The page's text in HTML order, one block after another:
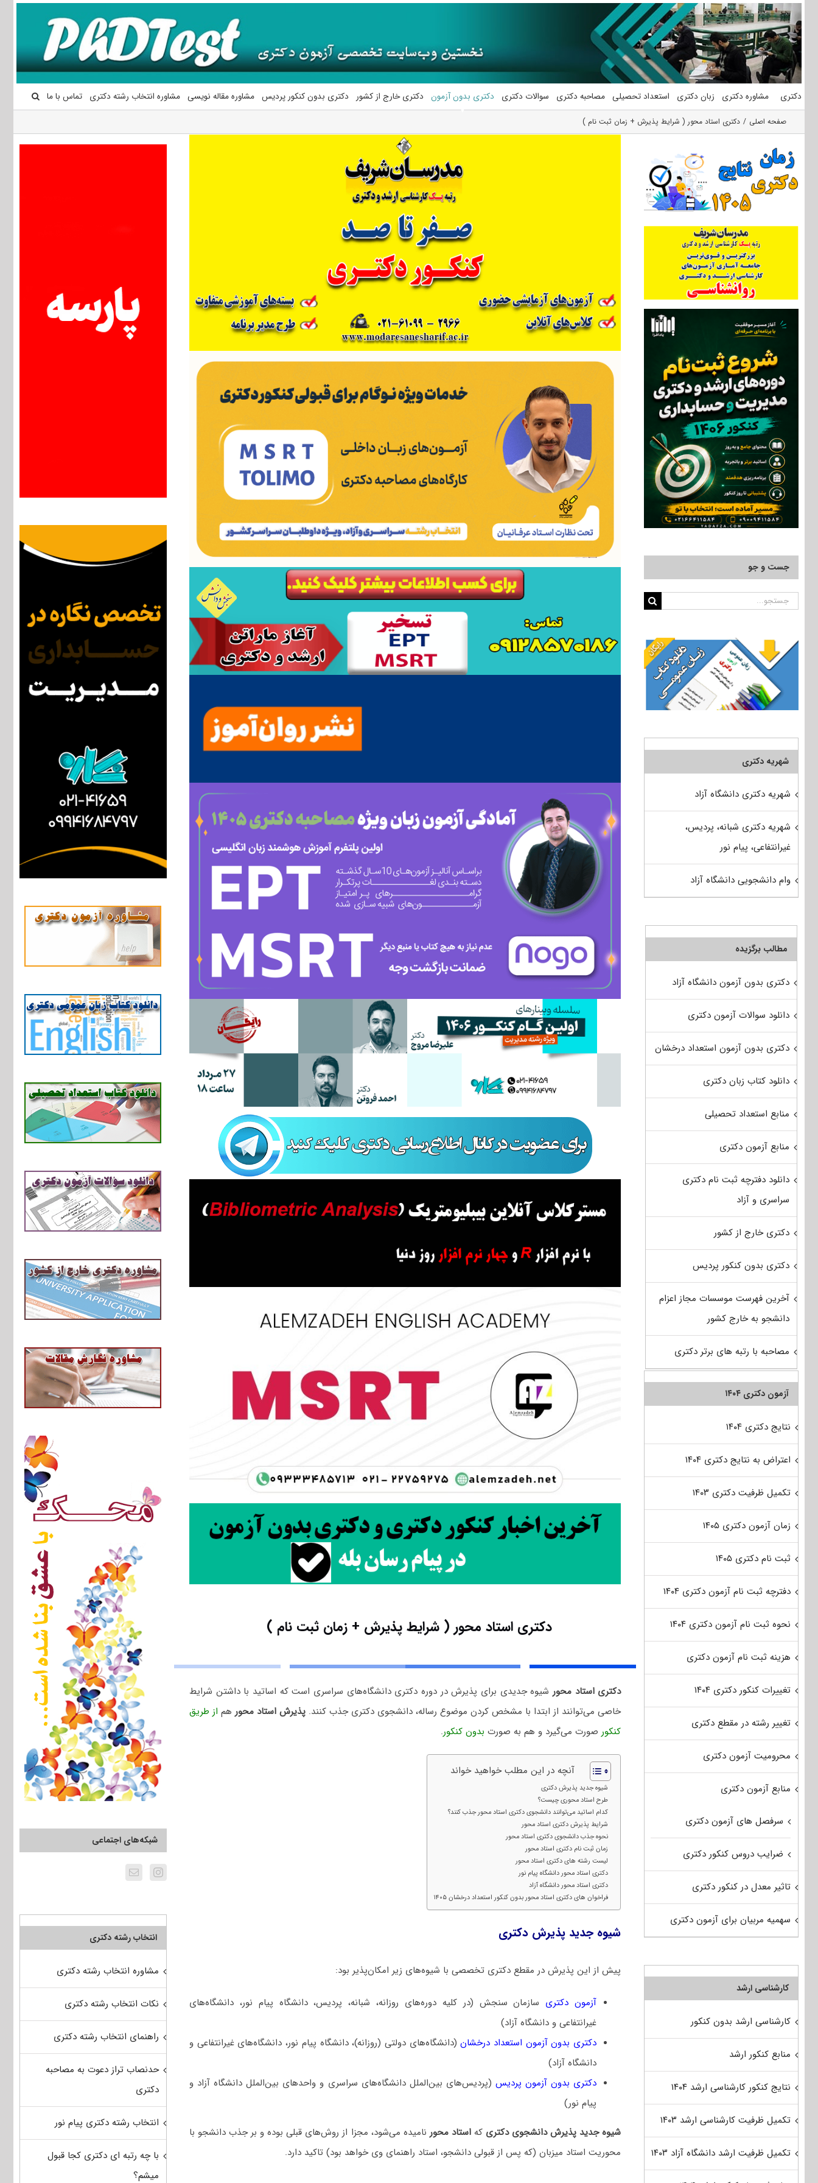
محتوا
دکتری مشاوره دکتری زبان دکتری استعداد تحصیلی مصاحبه دکتری سوالات دکتری دکتری بدون آزمون دکتری خارج از کشور دکتری بدون کنکور پردیس مشاوره مقاله نویسی مشاوره انتخاب رشته دکتری تماس با ما
صفحه اصلی دکتری استاد محور ( شرایط پذیرش + زمان ثبت نام )
دکتری استاد محور ( شرایط پذیرش + زمان ثبت نام )
دکتری استاد محورشیوه جدیدی برای پذیرش در دوره‌ دکتری دانشگاه‌های سراسری است که اساتید با داشتن شرایط
خاصی می‌توانند از ابتدا با مشخص کردن موضوع رساله، دانشجوی دکتری جذب کنند. پذیرش استاد محورهم از طریق
کنکورصورت می‌گیرد و هم به صورت بدون کنکور.
آنچه در این مطلب خواهید خواند
شیوه جدید پذیرش دکتری
طرح استاد محوری چیست؟
کدام اساتید می‌توانند دانشجوی دکتری استاد محور جذب کنند؟
شرایط پذیرش دکتری استاد محور
نحوه جذب دانشجوی دکتری استاد محور
زمان ثبت نام دکتری استاد محور
لیست رشته های دکتری استاد محور
دکتری استاد محور دانشگاه پیام نور
دکتری استاد محور دانشگاه آزاد
فراخوان های دکتری استاد محور بدون کنکور استعداد درخشان ۱۴۰۵
شیوه جدید پذیرش دکتری
پیش از این پذیرش در مقطع دکتری تخصصی با شیوه‌های زیر امکان‌پذیر بود:
آزمون دکتری سازمان سنجش (در کلیه دوره‌های روزانه، شبانه، پردیس، دانشگاه پیام نور، دانشگاه‌های
غیرانتفاعی و دانشگاه آزاد)
دکتری بدون آزمون استعداد درخشان(دانشگاه‌های دولتی (روزانه)، دانشگاه پیام نور، دانشگاه‌های غیرانتفاعی و
دانشگاه آزاد)
دکتری بدون آزمون پردیس (پردیس‌های بین‌الملل دانشگاه‌های سراسری و واحدهای بین‌الملل دانشگاه آزاد و
پیام نور)
شیوه جدید پذیرش دانشجوی دکتری که استاد محور نامیده می‌شود، مجزا از روش‌های قبلی بوده و بر جذب دانشجو با
محوریت استاد میزبان (که پس از قبولی دانشجو، استاد راهنمای وی خواهد بود) تاکید دارد.
شبکه‌های اجتماعی
انتخاب رشته دکتری
مشاوره انتخاب رشته دکتری
نکات انتخاب رشته دکتری
راهنمای انتخاب رشته دکتری
حدنصاب تراز دعوت به مصاحبه
دکتری
انتخاب رشته دکتری پیام نور
با چه رتبه ای دکتری کجا قبول
میشم؟
جست و جو
جستجو
شهریه دکتری
شهریه دکتری دانشگاه آزاد
شهریه دکتری شبانه، پردیس،
غیرانتفاعی، پیام نور
وام دانشجویی دانشگاه آزاد
مطالب برگزیده
دکتری بدون آزمون دانشگاه آزاد
دانلود سوالات آزمون دکتری
دکتری بدون آزمون استعداد درخشان
دانلود کتاب زبان دکتری
منابع استعداد تحصیلی
منابع آزمون دکتری
دانلود دفترچه ثبت نام دکتری
سراسری و آزاد
دکتری خارج از کشور
دکتری بدون کنکور پردیس
آخرین فهرست موسسات مجاز اعزام
دانشجو به خارج کشور
مصاحبه با رتبه های برتر دکتری
آزمون دکتری ۱۴۰۴
نتایج دکتری ۱۴۰۴
اعتراض به نتایج دکتری ۱۴۰۴
تکمیل ظرفیت دکتری ۱۴۰۳
زمان آزمون دکتری ۱۴۰۵
ثبت نام دکتری ۱۴۰۵
دفترچه ثبت نام آزمون دکتری ۱۴۰۴
نحوه ثبت نام آزمون دکتری ۱۴۰۴
هزینه ثبت نام آزمون دکتری
تغییرات کنکور دکتری ۱۴۰۴
تغییر رشته در مقطع دکتری
محرومیت آزمون دکتری
منابع آزمون دکتری
سرفصل های آزمون دکتری
ضرایب دروس کنکور دکتری
تاثیر معدل در کنکور دکتری
سهمیه مربیان برای آزمون دکتری
کارشناسی ارشد
کارشناسی ارشد بدون کنکور
منابع کنکور ارشد
نتایج کنکور کارشناسی ارشد ۱۴۰۴
تکمیل ظرفیت کارشناسی ارشد ۱۴۰۳
تکمیل ظرفیت ارشد دانشگاه آزاد ۱۴۰۳